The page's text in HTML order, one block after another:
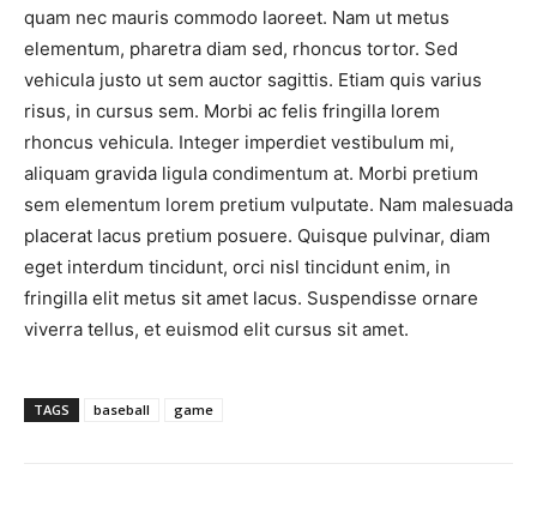
quam nec mauris commodo laoreet. Nam ut metus
elementum, pharetra diam sed, rhoncus tortor. Sed
vehicula justo ut sem auctor sagittis. Etiam quis varius
risus, in cursus sem. Morbi ac felis fringilla lorem
rhoncus vehicula. Integer imperdiet vestibulum mi,
aliquam gravida ligula condimentum at. Morbi pretium
sem elementum lorem pretium vulputate. Nam malesuada
placerat lacus pretium posuere. Quisque pulvinar, diam
eget interdum tincidunt, orci nisl tincidunt enim, in
fringilla elit metus sit amet lacus. Suspendisse ornare
viverra tellus, et euismod elit cursus sit amet.
TAGS baseball game